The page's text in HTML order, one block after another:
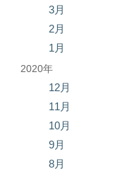
3月
2月
1月
2020年
12月
11月
10月
9月
8月